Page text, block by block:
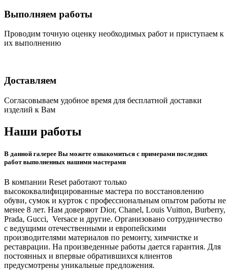
Выполняем работы
Проводим точную оценку необходимых работ и приступаем к
их выполнению
Доставляем
Согласовываем удобное время для бесплатной доставки
изделий к Вам
Наши работы
В данной галерее Вы можете ознакомиться с примерами последних
работ выполненных нашими мастерами
В компании Reset работают только
высококвалифицированные мастера по восстановлению
обуви, сумок и курток с профессиональным опытом работы не
менее 8 лет. Нам доверяют Dior, Chanel, Louis Vuitton, Burberry,
Prada, Gucci, Versace и другие. Организовано сотрудничество
с ведущими отечественными и европейскими
производителями материалов по ремонту, химчистке и
реставрации. На произведенные работы дается гарантия. Для
постоянных и впервые обратившихся клиентов
предусмотрены уникальные предложения.